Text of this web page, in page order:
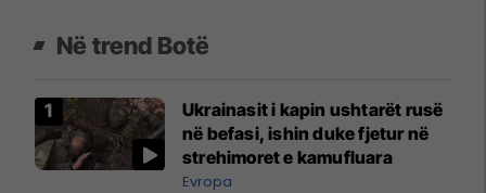
Në trend Botë
Ukrainasit i kapin ushtarët rusë
në befasi, ishin duke fjetur në
strehimoret e kamufluara
Evropa